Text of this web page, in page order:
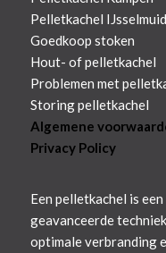
Pelletkachel
Goedkoop stoken
Hout- of pelletkachel
Problemen met
Storing pelletkachel
Algemene
Privacy Policy
Een pelletkachel is
geavanceerde
optimale verbranding